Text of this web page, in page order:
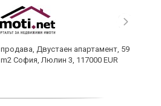
продава, Двустаен апартамент, 59
m2 София, Люлин 3, 117000 EUR